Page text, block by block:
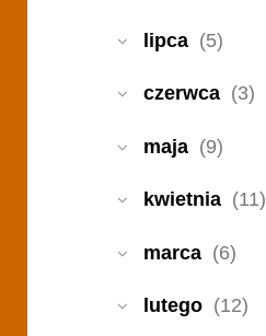
lipca (5)
czerwca (3)
maja (9)
kwietnia (11)
marca (6)
lutego (12)